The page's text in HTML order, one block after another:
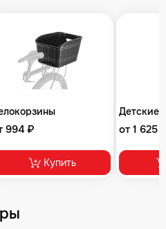
994 ₽
Купить
Детские
от 1 625